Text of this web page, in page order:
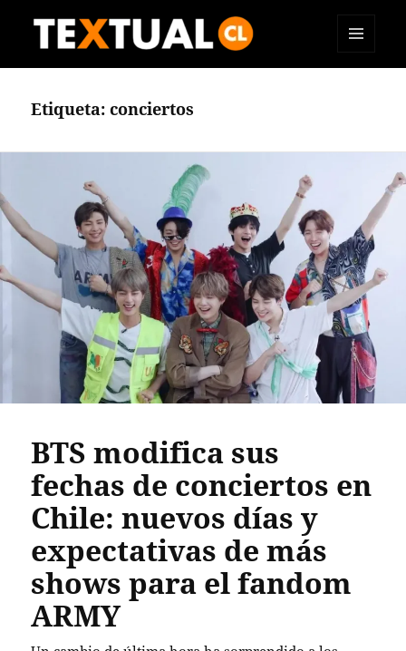
Etiqueta:conciertos
BTS modifica sus
fechas de conciertos en
Chile: nuevos días y
expectativas de más
shows para el fandom
ARMY